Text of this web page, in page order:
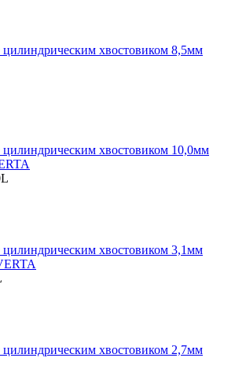
цилиндрическим хвостовиком 8,5мм
цилиндрическим хвостовиком 10,0мм
цилиндрическим хвостовиком 3,1мм
цилиндрическим хвостовиком 2,7мм